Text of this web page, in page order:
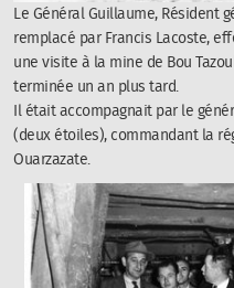
Le Général Guillaume, Résident
remplacé par Francis Lacoste,
une visite à la mine de Bou
terminée un an plus tard.
Il était accompagnait par le
(deux étoiles), commandant la
Ouarzazate.